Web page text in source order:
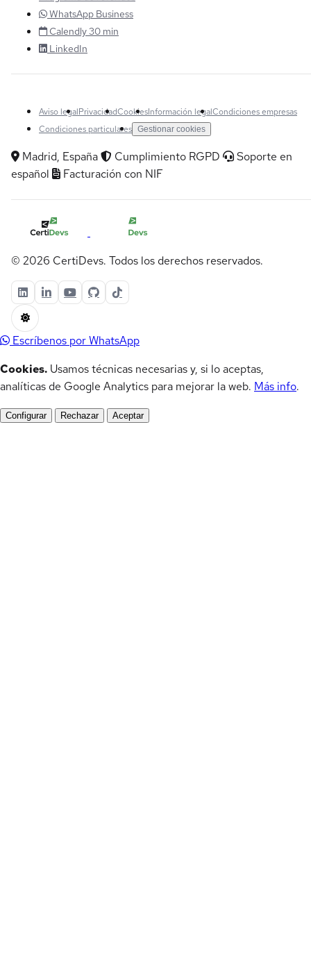
WhatsApp Business
Calendly 30 min
LinkedIn
Aviso legalPrivacidadCookiesInformación legalCondiciones empresas
Condiciones particulares Gestionar cookies
Madrid, España Cumplimiento RGPD
Soporte en
español
Facturación con NIF
© 2026 CertiDevs. Todos los derechos reservados.
Escríbenos por WhatsApp
Cookies. Usamos técnicas necesarias y, si lo aceptas,
analíticas de Google Analytics para mejorar la web. Más info.
Configurar Rechazar Aceptar